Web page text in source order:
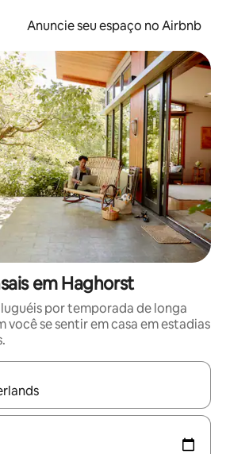
Anuncie seu espaço no Airbnb
em Haghorst
por temporada de longa
você se sentir em casa em estadias
estiverem disponíveis, explore-os